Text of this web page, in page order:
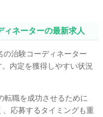
ィネーターの最新求人
の治験コーディネーター
。内定を獲得しやすい状況
転職を成功させるために
応募するタイミングも重